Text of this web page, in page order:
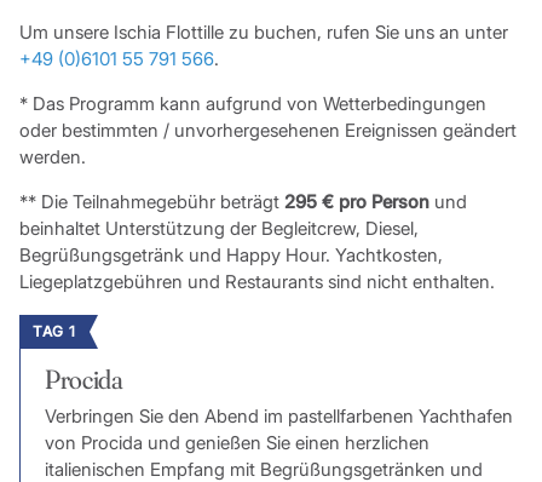
Um unsere Ischia Flottille zu buchen, rufen Sie uns an unter
+49 (0)6101 55 791 566.
* Das Programm kann aufgrund von Wetterbedingungen
oder bestimmten / unvorhergesehenen Ereignissen geändert
werden.
** Die Teilnahmegebühr beträgt 295 € pro Personund
beinhaltet Unterstützung der Begleitcrew, Diesel,
Begrüßungsgetränk und Happy Hour. Yachtkosten,
Liegeplatzgebühren und Restaurants sind nicht enthalten.
TAG 1
Procida
Verbringen Sie den Abend im pastellfarbenen Yachthafen
von Procida und genießen Sie einen herzlichen
italienischen Empfang mit Begrüßungsgetränken und